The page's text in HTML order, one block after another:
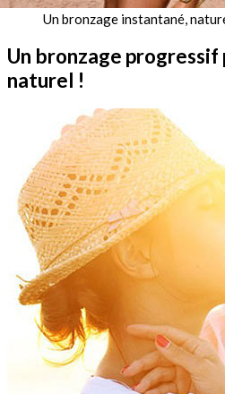
Un bronzage instantané,
Un bronzage progressif
naturel !